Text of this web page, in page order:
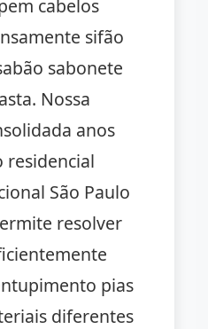
cabelos
sifão
sabonete
Nossa
anos
residencial
São Paulo
resolver
pias
diferentes